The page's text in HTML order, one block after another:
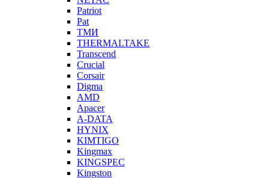
Patriot
Pat
ТМИ
THERMALTAKE
Transcend
Crucial
Corsair
Digma
AMD
Apacer
A-DATA
HYNIX
KIMTIGO
Kingmax
KINGSPEC
Kingston